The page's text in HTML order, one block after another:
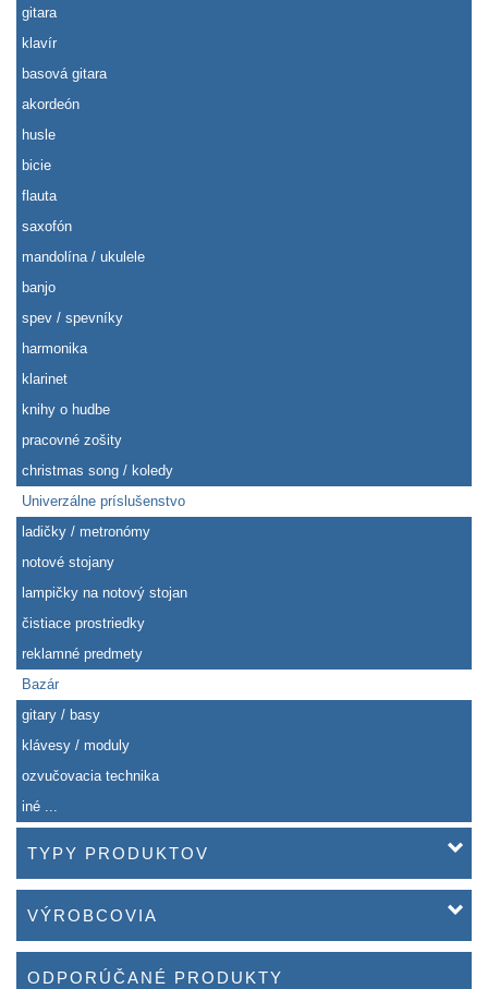
gitara
klavír
basová gitara
akordeón
husle
bicie
flauta
saxofón
mandolína / ukulele
banjo
spev / spevníky
harmonika
klarinet
knihy o hudbe
pracovné zošity
christmas song / koledy
Univerzálne príslušenstvo
ladičky / metronómy
notové stojany
lampičky na notový stojan
čistiace prostriedky
reklamné predmety
Bazár
gitary / basy
klávesy / moduly
ozvučovacia technika
iné ...
TYPY PRODUKTOV
VÝROBCOVIA
ODPORÚČANÉ PRODUKTY